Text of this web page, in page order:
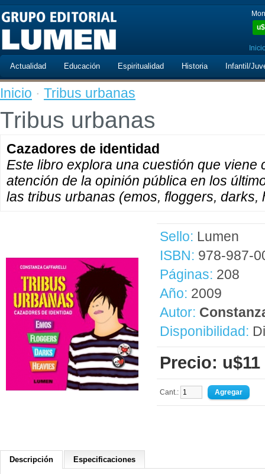
u$
Actualidad Educación Espiritualidad Historia Infantil/
Inicio · Tribus urbanas
Tribus urbanas
Cazadores de identidad
Este libro explora una cuestión que viene
atención de la opinión pública en los
las tribus urbanas (emos, floggers, darks,
Sello: Lumen
ISBN: 978-987-
Páginas: 208
Año: 2009
Autor:
Disponibilidad:
Precio: u$11
Cant.:
Descripción Especificaciones